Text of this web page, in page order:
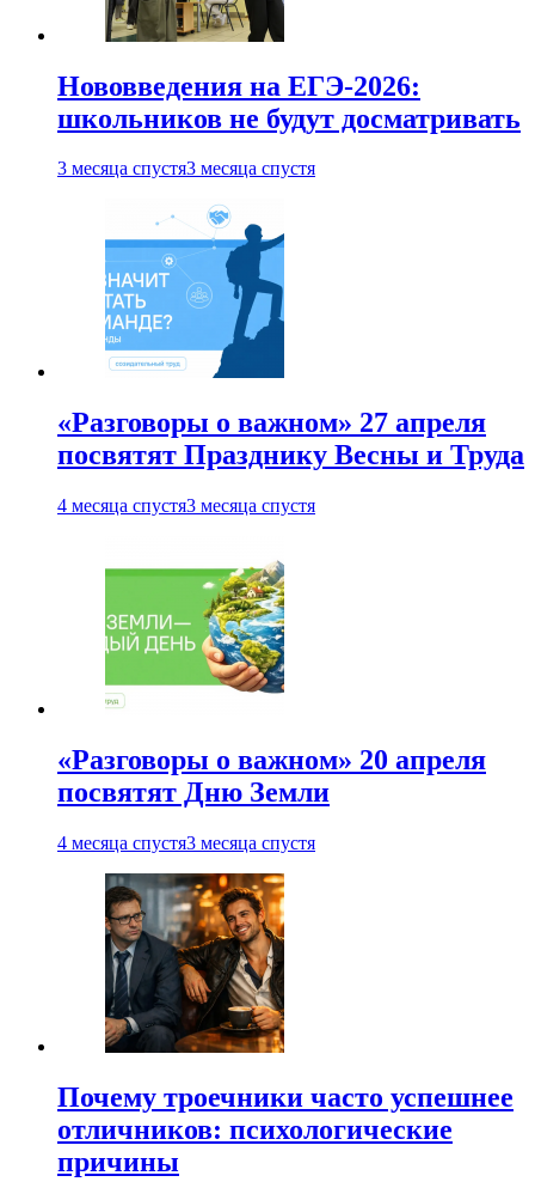
Нововведения на ЕГЭ-2026:
школьников не будут досматривать
3 месяца спустя3 месяца спустя
«Разговоры о важном» 27 апреля
посвятят Празднику Весны и Труда
4 месяца спустя3 месяца спустя
«Разговоры о важном» 20 апреля
посвятят Дню Земли
4 месяца спустя3 месяца спустя
Почему троечники часто успешнее
отличников: психологические
причины